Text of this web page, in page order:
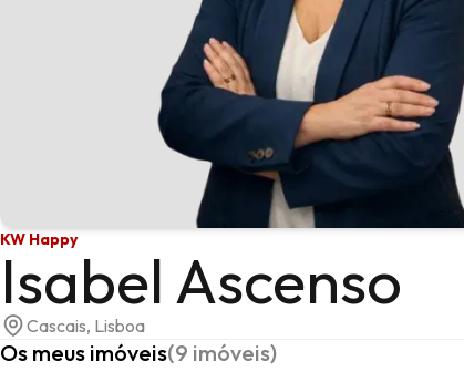
KW Happy
Isabel Ascenso
Cascais, Lisboa
Os meus imóveis(9 imóveis)